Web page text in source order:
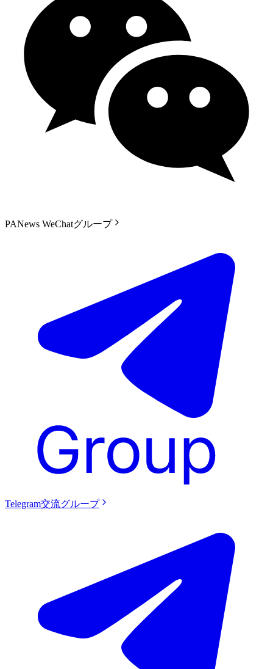
PANews WeChatグループ
Telegram交流グループ